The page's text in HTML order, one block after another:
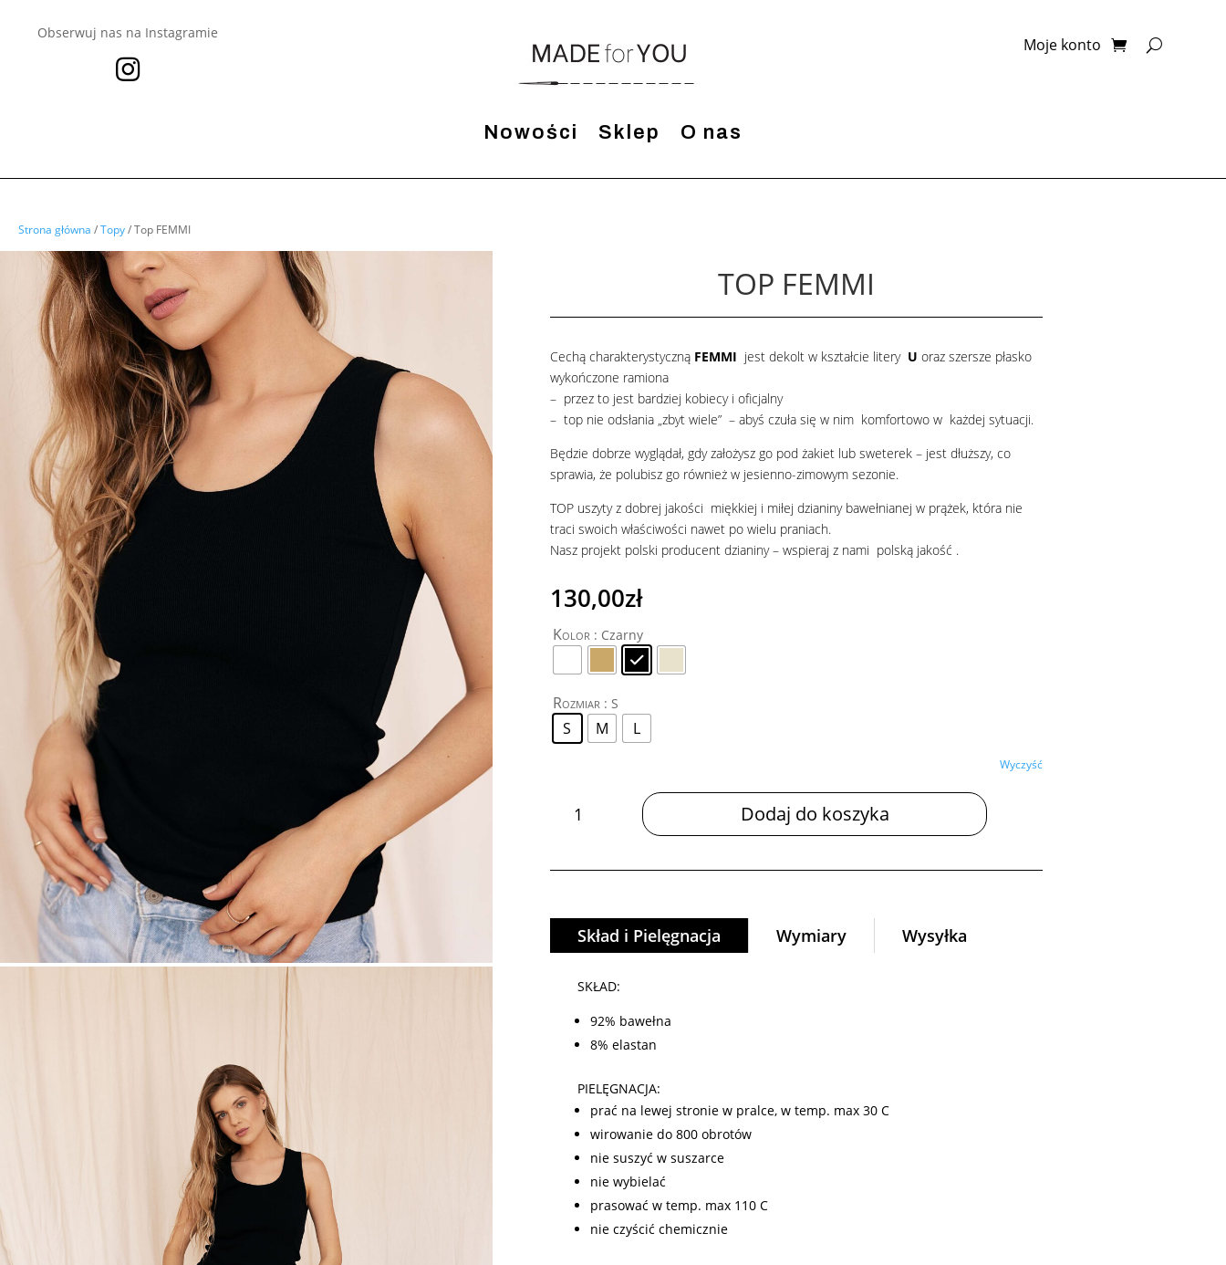
Obserwuj nas na Instagramie

Moje konto
Nowości Sklep O nas
Strona główna /Topy/ Top FEMMI
TOP FEMMI
Cechą charakterystyczną FEMMI jest dekolt w kształcie literyU oraz szersze płasko
wykończone ramiona
– przez to jest bardziej kobiecy i oficjalny
– top nie odsłania „zbyt wiele” – abyś czuła się w nim komfortowo w każdej sytuacji.
Będzie dobrze wyglądał, gdy założysz go pod żakiet lub sweterek – jest dłuższy, co
sprawia, że polubisz go również w jesienno-zimowym sezonie.
TOP uszyty z dobrej jakości miękkiej i miłej dzianiny bawełnianej w prążek, która nie
traci swoich właściwości nawet po wielu praniach.
Nasz projekt polski producent dzianiny – wspieraj z nami polską jakość .
130,00zł
Kolor : Czarny
Rozmiar : S
S M L
Wyczyść
Dodaj do koszyka
Skład i Pielęgnacja Wymiary Wysyłka
SKŁAD:
92% bawełna
8% elastan
PIELĘGNACJA:
prać na lewej stronie w pralce, w temp. max 30 C
wirowanie do 800 obrotów
nie suszyć w suszarce
nie wybielać
prasować w temp. max 110 C
nie czyścić chemicznie